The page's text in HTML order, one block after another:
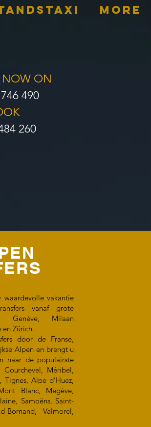
More
NOW ON
490
260
vakantie
vanaf grote
Genève, Milaan
Zürich.
door de Franse,
Alpen en brengt u
naar de populairste
Courchevel, Méribel,
Tignes, Alpe d’Huez,
Blanc, Megève,
Samoëns, Saint-
Bornand, Valmorel,